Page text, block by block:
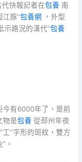
代快報記者在包養 南
江豚”包養網
，外型
示路況的漢代“包養
今有6000年了，是前
物是包養 從邳州年夜
”字形的斑紋，雙方
。